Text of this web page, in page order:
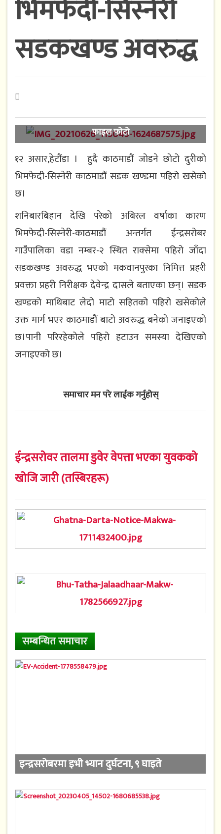
भिमफेदी-सिस्नेरी
सडकखण्ड अवरुद्ध
फाइल फोटो
१२ असार,हेटौंडा । हुदै काठमाडौं जोडने छोटो दुरीको
भिमफेदी-सिस्नेरी काठमाडौं सडक खण्डमा पहिरो खसेको
छ।
शनिबारबिहान देखि परेको अबिरल वर्षाका कारण
भिमफेदी-सिस्नेरी-काठमाडौं अन्तर्गत ईन्द्रसरोबर
गाउँपालिका वडा नम्बर-२ स्थित राक्सेमा पहिरो जाँदा
सडकखण्ड अवरुद्ध भएको मकवानपुरका निमित्त प्रहरी
प्रवक्ता प्रहरी निरीक्षक देवेन्द्र दासले बताएका छन्। सडक
खण्डको माथिबाट लेदो माटो सहितको पहिरो खसेकोले
उक्त मार्ग भएर काठमाडौं बाटो अवरुद्ध बनेको जनाइएको
छ।पानी परिरहेकोले पहिरो हटाउन समस्या देखिएको
जनाइएको छ।
समाचार मन परे लाईक गर्नुहोस्
ईन्द्रसरोवर तालमा डुवेर वेपत्ता भएका युवकको
खोजि जारी (तस्बिरहरू)
सम्बन्धित समाचार
इन्द्रसरोबरमा इभी भ्यान दुर्घटना, ९ घाइते